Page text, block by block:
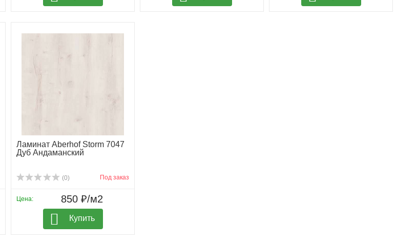
Ламинат Aberhof Storm 7047
Дуб Андаманский
(0) Под заказ
Цена: 850 ₽/м2
Купить